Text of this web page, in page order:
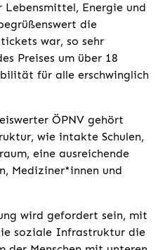
Lebensmittel, Energie und
die
war, so sehr
Preises um über 18
für alle erschwinglich
ÖPNV gehört
wie intakte Schulen,
eine ausreichende
Mediziner*innen und
wird gefordert sein, mit
soziale Infrastruktur die